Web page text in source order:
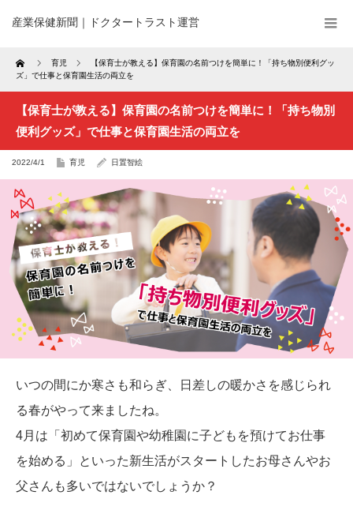
産業保健新聞｜ドクタートラスト運営
Home 育児
【保育士が教える】保育園の名前つけを簡単に！「持ち物別便利グッ
ズ」で仕事と保育園生活の両立を
【保育士が教える】保育園の名前つけを簡単に！「持ち物別
便利グッズ」で仕事と保育園生活の両立を
2022/4/1 育児 日置智絵
いつの間にか寒さも和らぎ、日差しの暖かさを感じられ
る春がやって来ましたね。
4月は「初めて保育園や幼稚園に子どもを預けてお仕事
を始める」といった新生活がスタートしたお母さんやお
父さんも多いではないでしょうか？